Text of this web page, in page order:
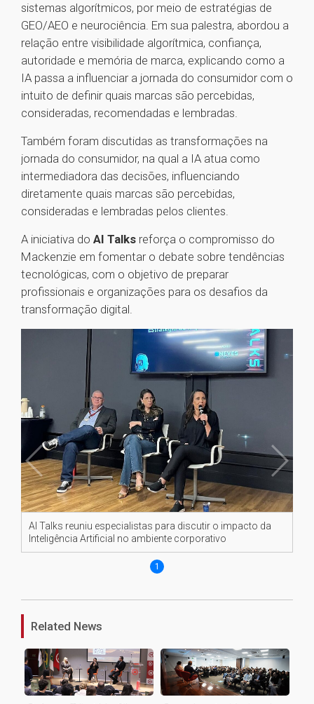
sistemas algorítmicos, por meio de estratégias de
GEO/AEO e neurociência. Em sua palestra, abordou a
relação entre visibilidade algorítmica, confiança,
autoridade e memória de marca, explicando como a
IA passa a influenciar a jornada do consumidor com o
intuito de definir quais marcas são percebidas,
consideradas, recomendadas e lembradas.
Também foram discutidas as transformações na
jornada do consumidor, na qual a IA atua como
intermediadora das decisões, influenciando
diretamente quais marcas são percebidas,
consideradas e lembradas pelos clientes.
A iniciativa do AI Talks reforça o compromisso do
Mackenzie em fomentar o debate sobre tendências
tecnológicas, com o objetivo de preparar
profissionais e organizações para os desafios da
transformação digital.
AI Talks reuniu especialistas para discutir o impacto da
Inteligência Artificial no ambiente corporativo
1
Related News